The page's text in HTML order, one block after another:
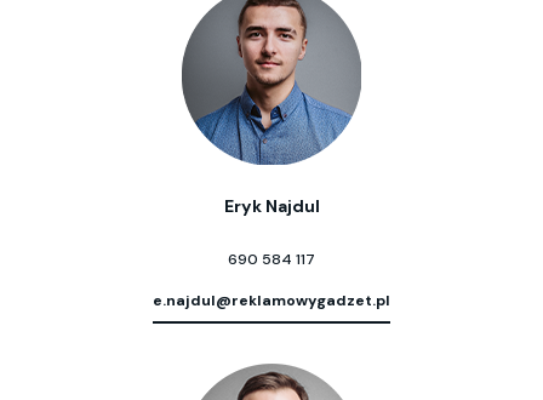
Eryk Najdul
690 584 117
e.najdul@reklamowygadzet.pl